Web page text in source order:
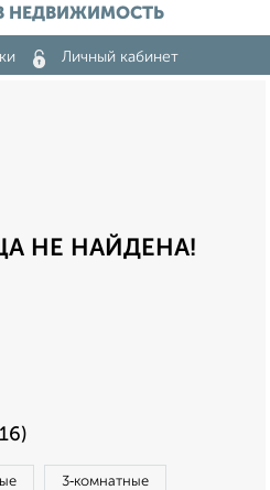
НЕДВИЖИМОСТЬ
Личный кабинет
НЕ НАЙДЕНА!
3‑комнатные